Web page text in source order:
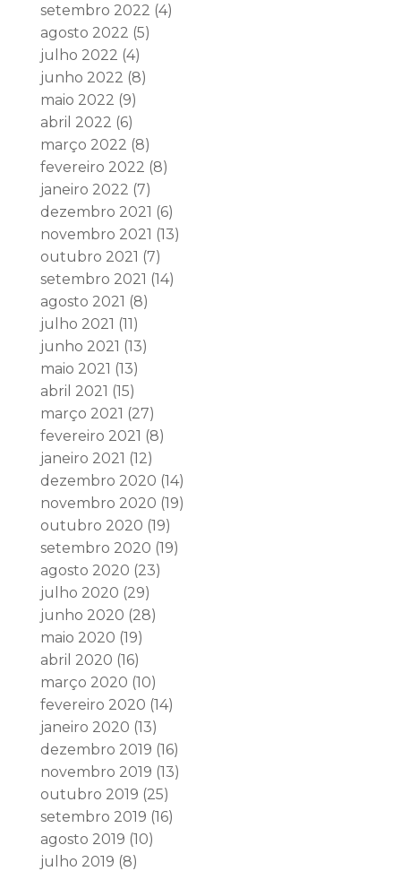
setembro 2022 (4)
agosto 2022 (5)
julho 2022 (4)
junho 2022 (8)
maio 2022 (9)
abril 2022 (6)
março 2022 (8)
fevereiro 2022 (8)
janeiro 2022 (7)
dezembro 2021 (6)
novembro 2021 (13)
outubro 2021 (7)
setembro 2021 (14)
agosto 2021 (8)
julho 2021 (11)
junho 2021 (13)
maio 2021 (13)
abril 2021 (15)
março 2021 (27)
fevereiro 2021 (8)
janeiro 2021 (12)
dezembro 2020 (14)
novembro 2020 (19)
outubro 2020 (19)
setembro 2020 (19)
agosto 2020 (23)
julho 2020 (29)
junho 2020 (28)
maio 2020 (19)
abril 2020 (16)
março 2020 (10)
fevereiro 2020 (14)
janeiro 2020 (13)
dezembro 2019 (16)
novembro 2019 (13)
outubro 2019 (25)
setembro 2019 (16)
agosto 2019 (10)
julho 2019 (8)